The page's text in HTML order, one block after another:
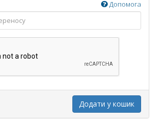
Допомога
Додати у кошик